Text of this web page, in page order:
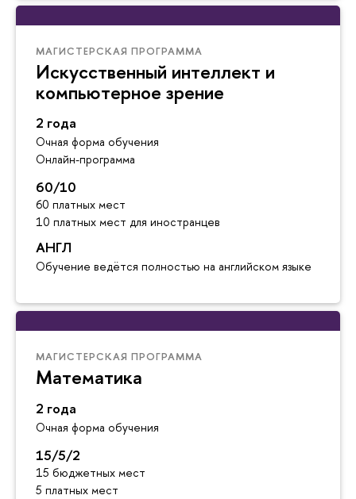
МАГИСТЕРСКАЯ ПРОГРАММА
Искусственный интеллект и
компьютерное зрение
2 года
Очная форма обучения
Онлайн-программа
60/10
60 платных мест
10 платных мест для иностранцев
АНГЛ
Обучение ведётся полностью на английском языке
МАГИСТЕРСКАЯ ПРОГРАММА
Математика
2 года
Очная форма обучения
15/5/2
15 бюджетных мест
5 платных мест